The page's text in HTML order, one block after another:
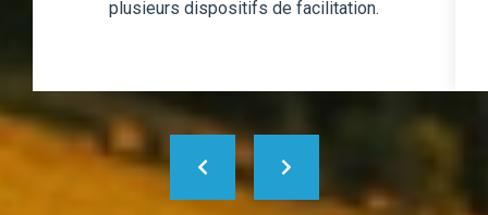
plusieurs dispositifs de facilitation.